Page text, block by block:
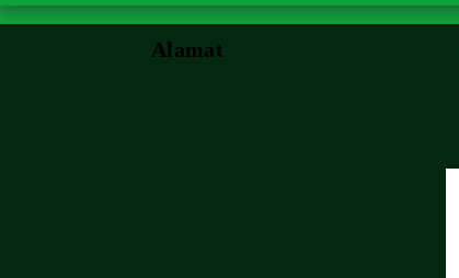
Alamat